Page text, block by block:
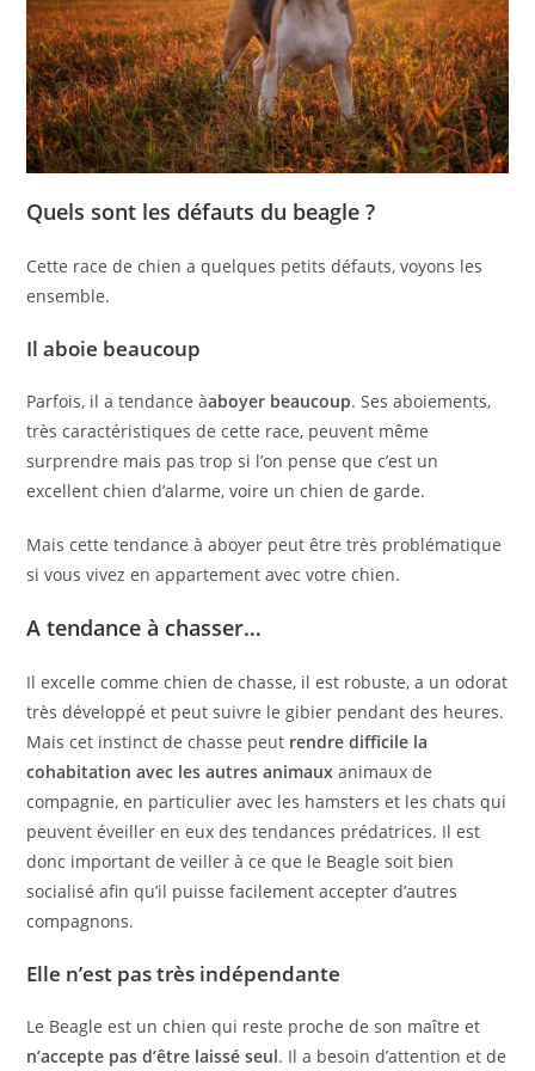
Quels sont les défauts du beagle ?
Cette race de chien a quelques petits défauts, voyons les
ensemble.
Il aboie beaucoup
Parfois, il a tendance àaboyer beaucoup. Ses aboiements,
très caractéristiques de cette race, peuvent même
surprendre mais pas trop si l’on pense que c’est un
excellent chien d’alarme, voire un chien de garde.
Mais cette tendance à aboyer peut être très problématique
si vous vivez en appartement avec votre chien.
A tendance à chasser…
Il excelle comme chien de chasse, il est robuste, a un odorat
très développé et peut suivre le gibier pendant des heures.
Mais cet instinct de chasse peut rendre difficile la
cohabitation avec les autres animaux animaux de
compagnie, en particulier avec les hamsters et les chats qui
peuvent éveiller en eux des tendances prédatrices. Il est
donc important de veiller à ce que le Beagle soit bien
socialisé afin qu’il puisse facilement accepter d’autres
compagnons.
Elle n’est pas très indépendante
Le Beagle est un chien qui reste proche de son maître et
n’accepte pas d’être laissé seul. Il a besoin d’attention et de